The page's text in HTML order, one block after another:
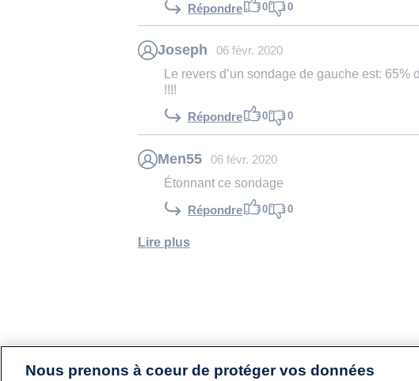
Répondre 0 0
Joseph 06 févr. 2020
Le revers d’un sondage de gauche est:
!!!!
Répondre 0 0
Men55 06 févr. 2020
Étonnant ce sondage
Répondre 0 0
Lire plus
Nous prenons à coeur de protéger vos données